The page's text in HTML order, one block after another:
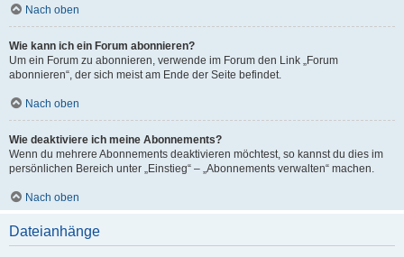
Nach oben
Wie kann ich ein Forum abonnieren?
Um ein Forum zu abonnieren, verwende im Forum den Link „Forum
abonnieren“, der sich meist am Ende der Seite befindet.
Nach oben
Wie deaktiviere ich meine Abonnements?
Wenn du mehrere Abonnements deaktivieren möchtest, so kannst du dies im
persönlichen Bereich unter „Einstieg“ – „Abonnements verwalten“ machen.
Nach oben
Dateianhänge